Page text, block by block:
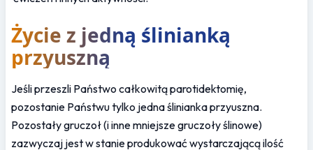
Życie z jedną ślinianką
przyuszną
Jeśli przeszli Państwo całkowitą parotidektomię,
pozostanie Państwu tylko jedna ślinianka przyuszna.
Pozostały gruczoł (i inne mniejsze gruczoły ślinowe)
zazwyczaj jest w stanie produkować wystarczającą ilość